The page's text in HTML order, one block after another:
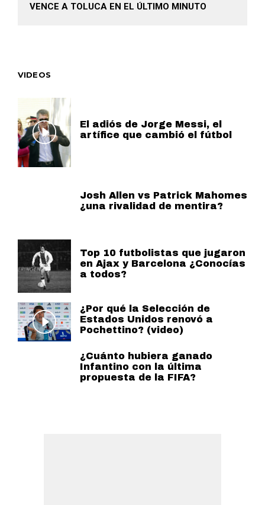
VENCE A TOLUCA EN EL ÚLTIMO MINUTO
VIDEOS
El adiós de Jorge Messi, el
artífice que cambió el fútbol
Josh Allen vs Patrick Mahomes
¿una rivalidad de mentira?
Top 10 futbolistas que jugaron
en Ajax y Barcelona ¿Conocías
a todos?
¿Por qué la Selección de
Estados Unidos renovó a
Pochettino? (video)
¿Cuánto hubiera ganado
Infantino con la última
propuesta de la FIFA?